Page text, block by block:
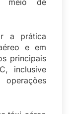
a prática
e em
principais
inclusive